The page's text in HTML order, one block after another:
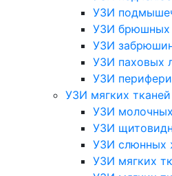
УЗИ
УЗИ брюшных
УЗИ
УЗИ паховых
УЗИ
УЗИ мягких тканей
УЗИ
УЗИ
УЗИ слюнных
УЗИ мягких